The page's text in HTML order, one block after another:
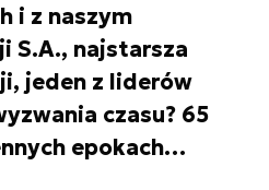
i z naszym
S.A., najstarsza
jeden z liderów
czasu? 65
epokach…